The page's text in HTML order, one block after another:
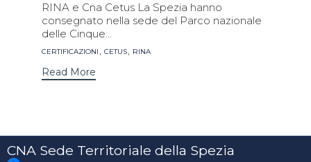
RINA e Cna Cetus La Spezia hanno
consegnato nella sede del Parco nazionale
delle Cinque...
Tags
CERTIFICAZIONI , CETUS, RINA
Read More
CNA Sede Territoriale della Spezia